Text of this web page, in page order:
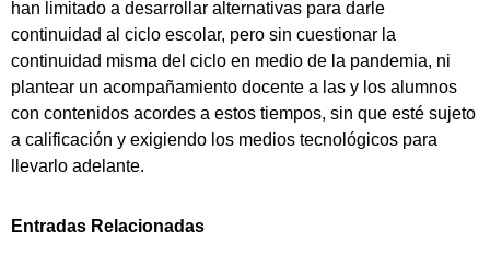
han limitado a desarrollar alternativas para darle
continuidad al ciclo escolar, pero sin cuestionar la
continuidad misma del ciclo en medio de la pandemia, ni
plantear un acompañamiento docente a las y los alumnos
con contenidos acordes a estos tiempos, sin que esté sujeto
a calificación y exigiendo los medios tecnológicos para
llevarlo adelante.
Entradas Relacionadas